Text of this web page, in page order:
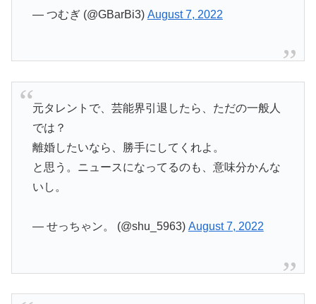
— つむぎ (@GBarBi3) August 7, 2022
元タレントで、芸能界引退したら、ただの一般人
では？
離婚したいなら、勝手にしてくれよ。
と思う。ニュースになってるのも、意味分かんな
いし。
— せっちゃン。 (@shu_5963) August 7, 2022